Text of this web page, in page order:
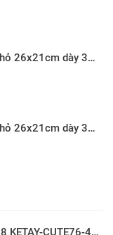
Lót chuột chống nước cỡ nhỏ 26x21cm dày 3mm S-103-26X21 (GAMECONSO-09)
Lót chuột chống nước cỡ nhỏ 26x21cm dày 3mm S-102-26X21 (CUTE-64)
Kê tay đệm cao su non 44x8 KETAY-CUTE76-44X8